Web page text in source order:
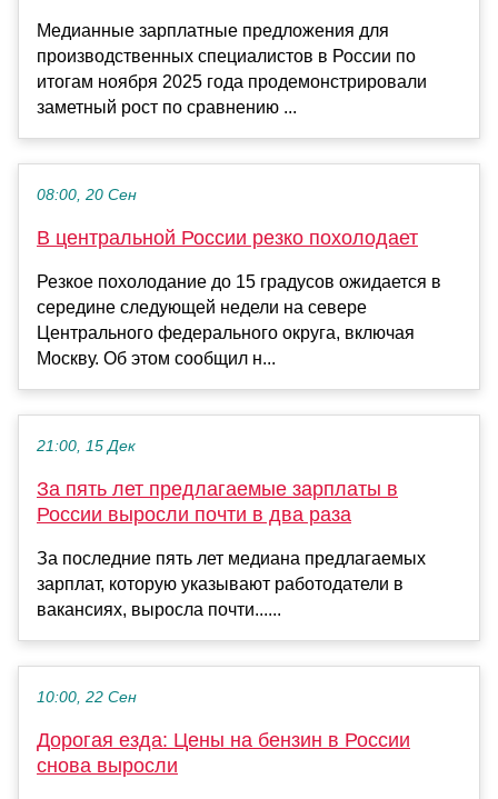
Медианные зарплатные предложения для
производственных специалистов в России по
итогам ноября 2025 года продемонстрировали
заметный рост по сравнению ...
08:00, 20 Сен
В центральной России резко похолодает
Резкое похолодание до 15 градусов ожидается в
середине следующей недели на севере
Центрального федерального округа, включая
Москву. Об этом сообщил н...
21:00, 15 Дек
За пять лет предлагаемые зарплаты в
России выросли почти в два раза
За последние пять лет медиана предлагаемых
зарплат, которую указывают работодатели в
вакансиях, выросла почти......
10:00, 22 Сен
Дорогая езда: Цены на бензин в России
снова выросли